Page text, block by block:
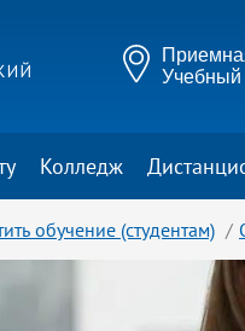
Учебный
Колледж
обучение (студентам)